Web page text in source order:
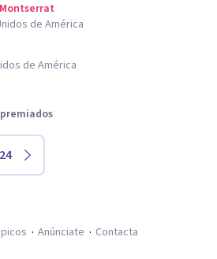
de América
de América
Anúnciate Contacta